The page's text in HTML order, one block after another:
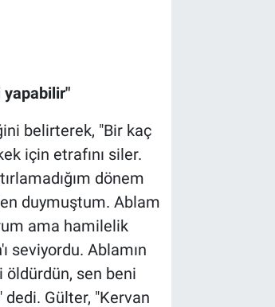
yapabilir"
belirterek, "Bir kaç
için etrafını siler.
dönem
duymuştum. Ablam
ama hamilelik
seviyordu. Ablamın
öldürdün, sen beni
Gülter, "Kervan